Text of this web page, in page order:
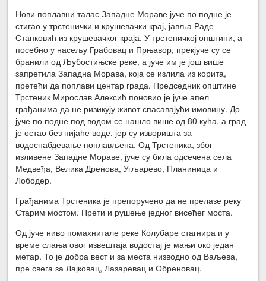
Нови поплавни талас Западне Мораве јуче по подне је
стигао у трстенички и крушевачки крај, јавља Раде
Станковић из крушевачког краја. У трстеничкој општини, а
посебно у насељу Грабовац и Прњавор, прекјуче су се
бранили од Љубостињске реке, а јуче им је још више
запретила Западна Морава, која се излила из корита,
претећи да поплави центар града. Председник општине
Трстеник Мирослав Алексић поновио је јуче апел
грађанима да не ризикују живот спасавајући имовину. До
јуче по подне под водом се нашло више од 80 кућа, а град
је остао без пијаће воде, јер су изворишта за
водоснабдевање поплављена. Од Трстеника, због
изливене Западне Мораве, јуче су била одсечена села
Медвеђа, Велика Дренова, Угљарево, Планиница и
Лободер.
Грађанима Трстеника је препоручено да не прелазе реку
Старим мостом. Прети и рушење једног висећег моста.
Од јуче ниво помахнитале реке Колубаре стагнира и у
време слања овог извештаја водостај је мањи око један
метар. То је добра вест и за места низводно од Ваљева,
пре свега за Лајковац, Лазаревац и Обреновац.